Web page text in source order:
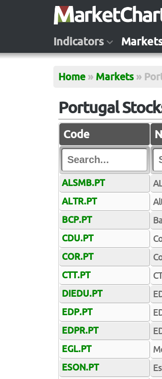
Indicators
Home » Markets »
Portugal
Code
ALSMB.PT
ALTR.PT
BCP.PT
CDU.PT
COR.PT
CTT.PT
DIEDU.PT
EDP.PT
EDPR.PT
EGL.PT
ESON.PT